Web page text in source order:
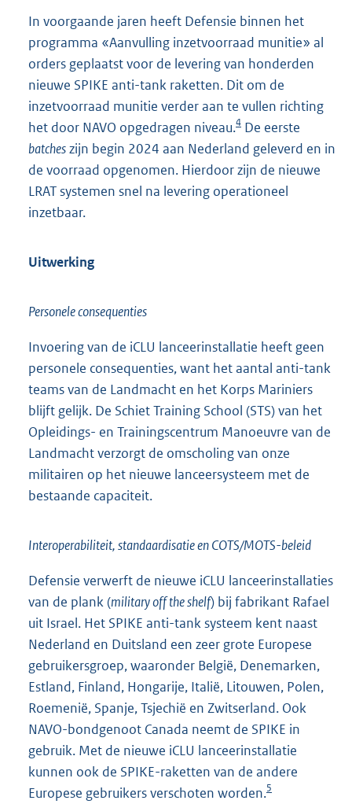
In voorgaande jaren heeft Defensie binnen het
programma «Aanvulling inzetvoorraad munitie» al
orders geplaatst voor de levering van honderden
nieuwe SPIKE anti-tank raketten. Dit om de
inzetvoorraad munitie verder aan te vullen richting
het door NAVO opgedragen niveau.4 De eerste
batcheszijn begin 2024 aan Nederland geleverd en in
de voorraad opgenomen. Hierdoor zijn de nieuwe
LRAT systemen snel na levering operationeel
inzetbaar.
Uitwerking
Personele consequenties
Invoering van de iCLU lanceerinstallatie heeft geen
personele consequenties, want het aantal anti-tank
teams van de Landmacht en het Korps Mariniers
blijft gelijk. De Schiet Training School (STS) van het
Opleidings- en Trainingscentrum Manoeuvre van de
Landmacht verzorgt de omscholing van onze
militairen op het nieuwe lanceersysteem met de
bestaande capaciteit.
Interoperabiliteit, standaardisatie en COTS/MOTS-beleid
Defensie verwerft de nieuwe iCLU lanceerinstallaties
van de plank (military off the shelf) bij fabrikant Rafael
uit Israel. Het SPIKE anti-tank systeem kent naast
Nederland en Duitsland een zeer grote Europese
gebruikersgroep, waaronder België, Denemarken,
Estland, Finland, Hongarije, Italië, Litouwen, Polen,
Roemenië, Spanje, Tsjechië en Zwitserland. Ook
NAVO-bondgenoot Canada neemt de SPIKE in
gebruik. Met de nieuwe iCLU lanceerinstallatie
kunnen ook de SPIKE-raketten van de andere
Europese gebruikers verschoten worden.5